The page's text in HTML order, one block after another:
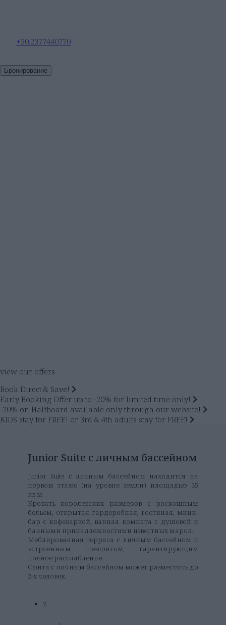
+30.2377440770
Бронирование
view our offers
Book Direct & Save!
Early Booking Offer up to -20% for limited time only!
-20% on Halfboard available only through our website!
KIDS stay for FREE! or 3rd & 4th adults stay for FREE!
Junior Suite с личным бассейном
Junior Suite с личным бассейном находится на
первом этаже (на уровне земли) площадью 35
кв.м.
Кровать королевских размеров с роскошным
бельем, открытая гардеробная, гостиная, мини-
бар с кофеваркой, ванная комната с душевой и
банными принадлежностями известных марок.
Меблированная терраса с личным бассейном и
встроенным шезлонгом, гарантирующим
полное расслабление.
Сюита с личным бассейном может разместить до
2-х человек.
2